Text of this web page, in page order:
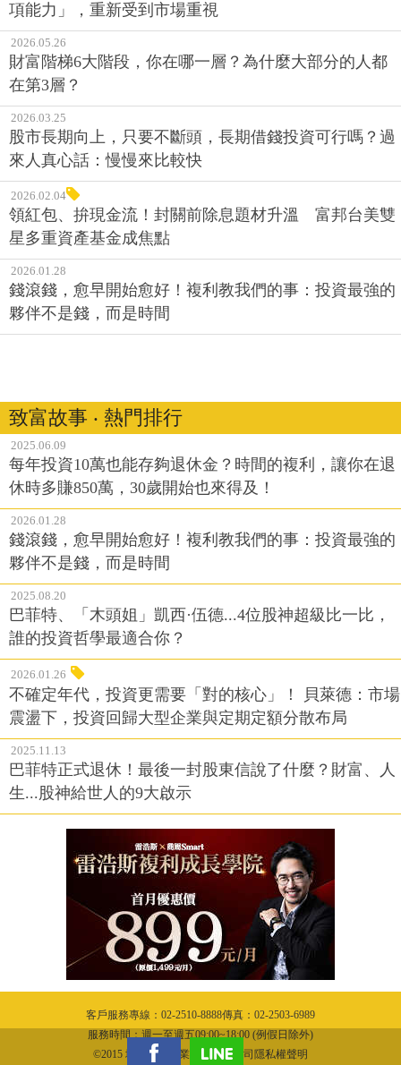
項能力」，重新受到市場重視
2026.05.26
財富階梯6大階段，你在哪一層？為什麼大部分的人都
在第3層？
2026.03.25
股市長期向上，只要不斷頭，長期借錢投資可行嗎？過
來人真心話：慢慢來比較快
2026.02.04
領紅包、拚現金流！封關前除息題材升溫 富邦台美雙
星多重資產基金成焦點
2026.01.28
錢滾錢，愈早開始愈好！複利教我們的事：投資最強的
夥伴不是錢，而是時間
致富故事 ‧ 熱門排行
2025.06.09
每年投資10萬也能存夠退休金？時間的複利，讓你在退
休時多賺850萬，30歲開始也來得及！
2026.01.28
錢滾錢，愈早開始愈好！複利教我們的事：投資最強的
夥伴不是錢，而是時間
2025.08.20
巴菲特、「木頭姐」凱西·伍德...4位股神超級比一比，
誰的投資哲學最適合你？
2026.01.26
不確定年代，投資更需要「對的核心」！ 貝萊德：市場
震盪下，投資回歸大型企業與定期定額分散布局
2025.11.13
巴菲特正式退休！最後一封股東信說了什麼？財富、人
生...股神給世人的9大啟示
客戶服務專線：02-2510-8888傳真：02-2503-6989
服務時間：週一至週五09:00~18:00 (例假日除外)
©2015 城邦文化事業股份有限公司隱私權聲明